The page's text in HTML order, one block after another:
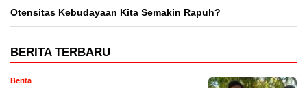
Otensitas Kebudayaan Kita Semakin Rapuh?
BERITA TERBARU
Berita